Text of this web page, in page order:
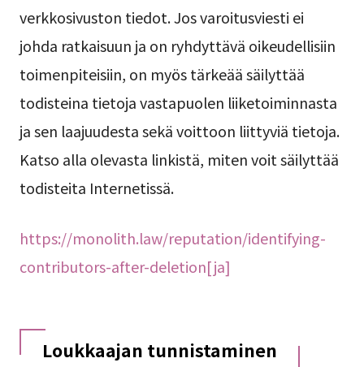
verkkosivuston tiedot. Jos varoitusviesti ei
johda ratkaisuun ja on ryhdyttävä oikeudellisiin
toimenpiteisiin, on myös tärkeää säilyttää
todisteina tietoja vastapuolen liiketoiminnasta
ja sen laajuudesta sekä voittoon liittyviä tietoja.
Katso alla olevasta linkistä, miten voit säilyttää
todisteita Internetissä.
https://monolith.law/reputation/identifying-
contributors-after-deletion[ja]
Loukkaajan tunnistaminen